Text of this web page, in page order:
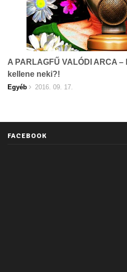
A PARLAGFŰ VALÓDI ARCA
kellene neki?!
Egyéb 2016. 09. 17.
FACEBOOK